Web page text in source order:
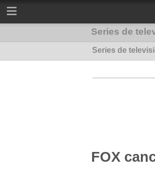
Series de
Series de
Series de
FOX